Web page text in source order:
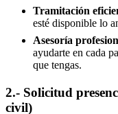
Tramitación
esté disponible lo
Asesoría
ayudarte en cada
que tengas.
2.- Solicitud
civil)